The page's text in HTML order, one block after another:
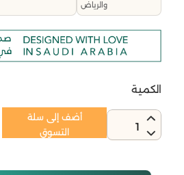
والرياض
الكمية
1
أضف إلى سلة
التسوق